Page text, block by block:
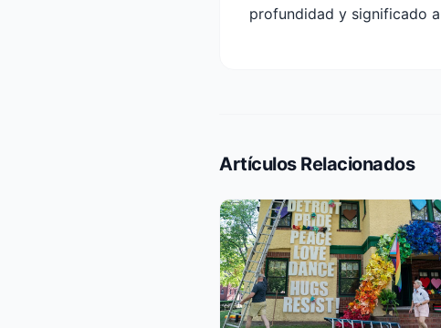
profundidad y significado
Artículos Relacionados